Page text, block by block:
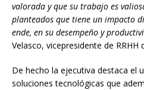
valorada y que su trabajo es
planteados que tiene un impacto
ende, en su desempeño y
Velasco, vicepresidente de RRHH
De hecho la ejecutiva destaca el
soluciones tecnológicas que